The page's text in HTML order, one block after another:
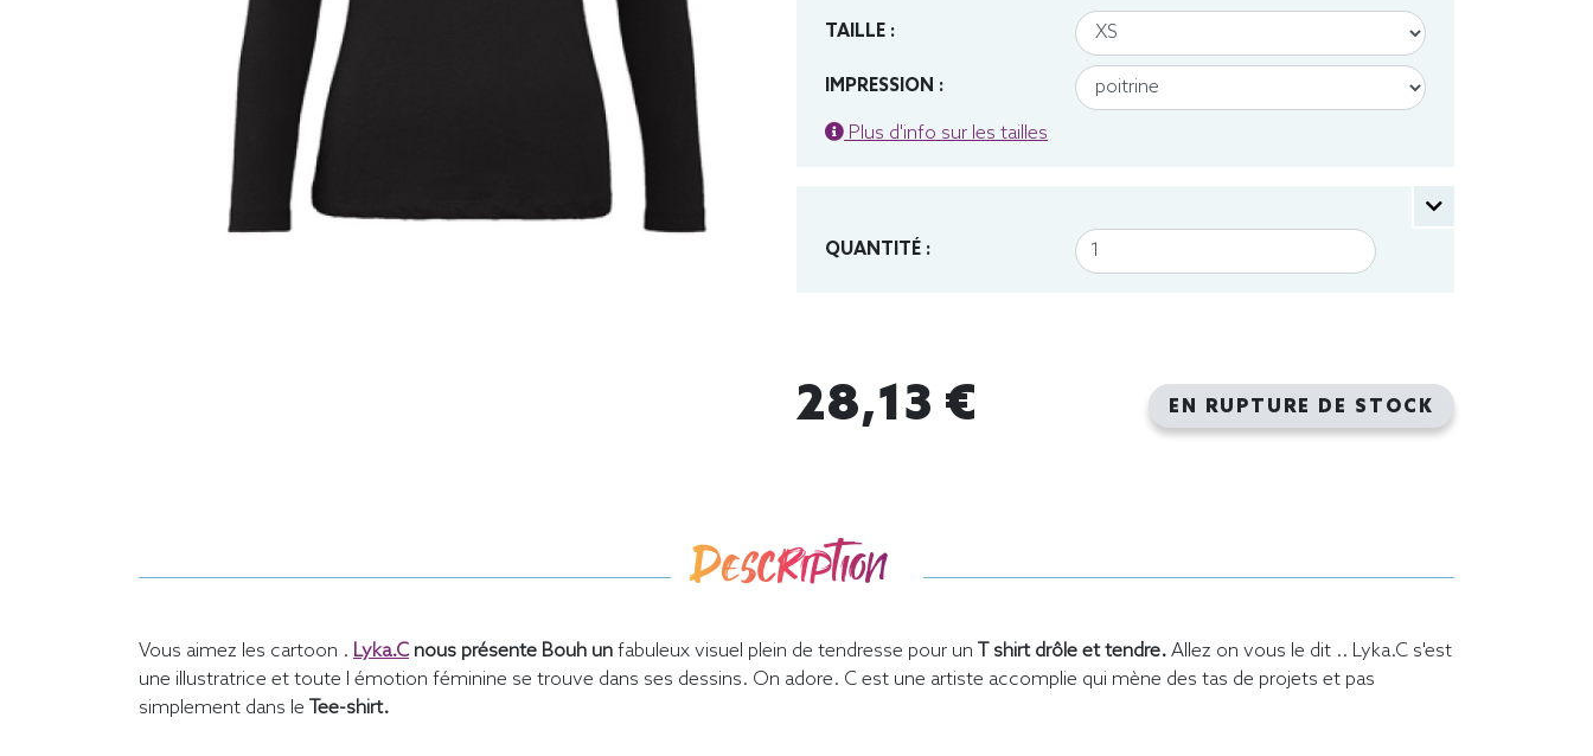
TAILLE :
IMPRESSION :
Plus d'info sur les tailles
QUANTITÉ :
28,13 € EN RUPTURE DE STOCK
Description
Vous aimez les cartoon . Lyka.Cnous présente Bouh un fabuleux visuel plein de tendresse pour un T shirt drôle et tendre. Allez on vous le dit .. Lyka.C s'est
une illustratrice et toute l émotion féminine se trouve dans ses dessins. On adore. C est une artiste accomplie qui mène des tas de projets et pas
simplement dans le Tee-shirt.